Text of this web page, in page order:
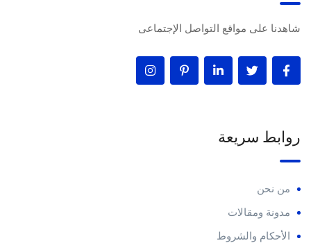
شاهدنا على مواقع التواصل الإجتماعى
روابط سريعة
من نحن
مدونة ومقالات
الأحكام والشروط